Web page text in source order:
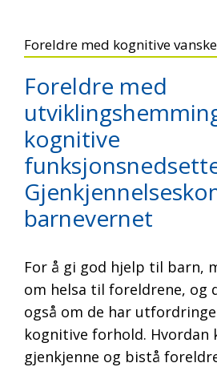
Foreldre med kognitive
Foreldre med
kognitive
barnevernet
For å gi god hjelp til barn,
om helsa til foreldrene,
også om de har
kognitive forhold. Hvordan
gjenkjenne og bistå